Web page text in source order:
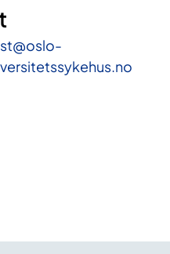
@oslo-
.no